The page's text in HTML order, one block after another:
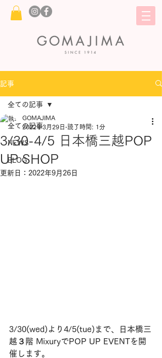
記事
全ての記事
NEWS
BLOG
全ての記事
3/30-4/5 日本橋三越POP
UP SHOP
GOMAJIMA
2022年3月29日 読了時間: 1分
更新日： 2022年9月26日
3/30(wed)より4/5(tue)まで、日本橋三
越３階 MixuryでPOP UP EVENTを開
催します。